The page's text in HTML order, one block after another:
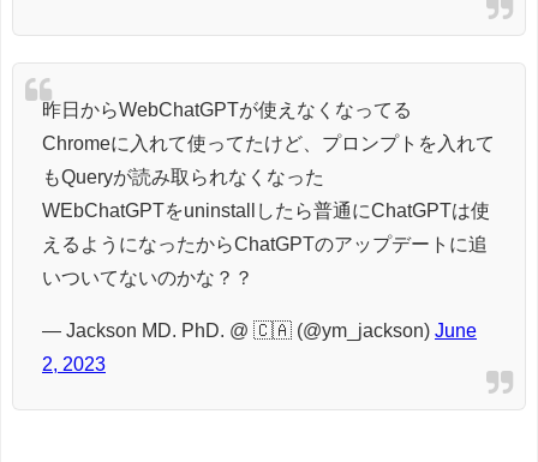
昨日からWebChatGPTが使えなくなってる
Chromeに入れて使ってたけど、プロンプトを入れて
もQueryが読み取られなくなった
WEbChatGPTをuninstallしたら普通にChatGPTは使
えるようになったからChatGPTのアップデートに追
いついてないのかな？？
— Jackson MD. PhD. @ 🇨🇦 (@ym_jackson) June
2, 2023